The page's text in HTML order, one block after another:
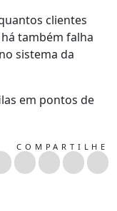
clientes
também falha
sistema da
em pontos de
COMPARTILHE